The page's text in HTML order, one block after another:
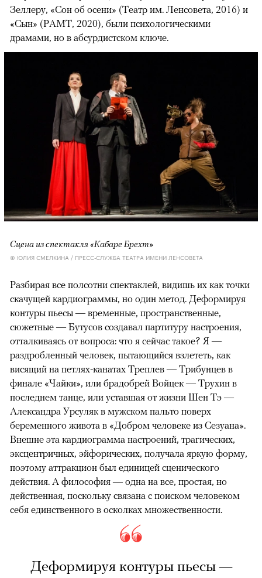
Зеллеру, «Сон об осени» (Театр им. Ленсовета, 2016) и
«Сын» (РАМТ, 2020), были психологическими
драмами, но в абсурдистском ключе.
Сцена из спектакля «Кабаре Брехт»
© ЮЛИЯ СМЕЛКИНА / ПРЕСС-СЛУЖБА ТЕАТРА ИМЕНИ ЛЕНСОВЕТА
Разбирая все полсотни спектаклей, видишь их как точки
скачущей кардиограммы, но один метод. Деформируя
контуры пьесы — временные, пространственные,
сюжетные — Бутусов создавал партитуру настроения,
отталкиваясь от вопроса: что я сейчас такое? Я —
раздробленный человек, пытающийся взлететь, как
висящий на петлях-канатах Треплев — Трибунцев в
финале «Чайки», или брадобрей Войцек — Трухин в
последнем танце, или уставшая от жизни Шен Тэ —
Александра Урсуляк в мужском пальто поверх
беременного живота в «Добром человеке из Сезуана».
Внешне эта кардиограмма настроений, трагических,
эксцентричных, эйфорических, получала яркую форму,
поэтому аттракцион был единицей сценического
действия. А философия — одна на все, простая, но
действенная, поскольку связана с поиском человеком
себя единственного в осколках множественности.
Деформируя контуры пьесы —